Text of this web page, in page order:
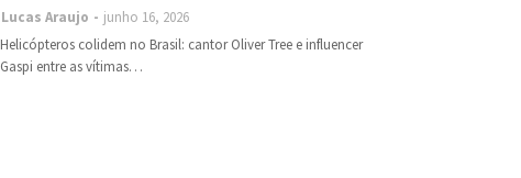
Lucas Araujo
junho 16, 2026
Helicópteros colidem no Brasil: cantor Oliver Tree e influencer
Gaspi entre as vítimas…